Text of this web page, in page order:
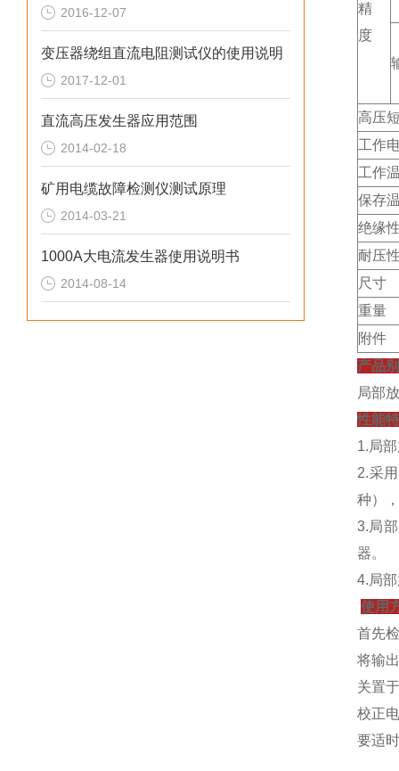
2016-12-07
变压器绕组直流电阻测试仪的使用说明
2017-12-01
直流高压发生器应用范围
2014-02-18
矿用电缆故障检测仪测试原理
2014-03-21
1000A大电流发生器使用说明书
2014-08-14
精
度
高压
工作
工作
保存
绝缘
耐压
尺寸
重量
附件
产品
局部
性能
1.局
2.采
种）
3.局
器。
4.局
使用
首先
将输
关置
校正
要适